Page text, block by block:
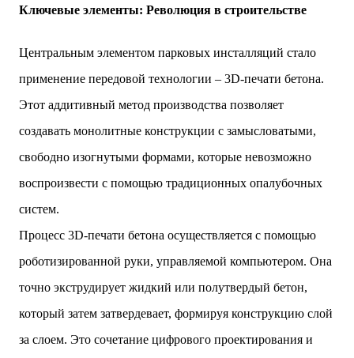
Ключевые элементы: Революция в строительстве
Центральным элементом парковых инсталляций стало
применение передовой технологии – 3D-печати бетона.
Этот аддитивный метод производства позволяет
создавать монолитные конструкции с замысловатыми,
свободно изогнутыми формами, которые невозможно
воспроизвести с помощью традиционных опалубочных
систем.
Процесс 3D-печати бетона осуществляется с помощью
роботизированной руки, управляемой компьютером. Она
точно экструдирует жидкий или полутвердый бетон,
который затем затвердевает, формируя конструкцию слой
за слоем. Это сочетание цифрового проектирования и